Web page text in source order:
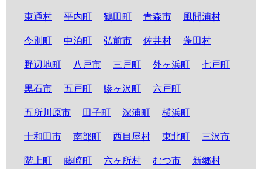
東通村 平内町 鶴田町 青森市 風間浦村
今別町 中泊町 弘前市 佐井村 蓬田村
野辺地町 八戸市 三戸町 外ヶ浜町 七戸町
黒石市 五戸町 鰺ヶ沢町 六戸町
五所川原市 田子町 深浦町 横浜町
十和田市 南部町 西目屋村 東北町 三沢市
階上町 藤崎町 六ヶ所村 むつ市 新郷村